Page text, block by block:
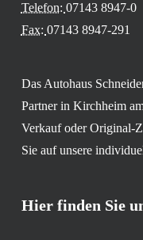
Telefon: 07143 8947-0
Fax: 07143 8947-291
Das Autohaus
Partner in Kirchheim
Verkauf oder Original-
Sie auf unsere
Hier finden Sie